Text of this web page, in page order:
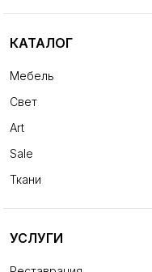
КАТАЛОГ
Мебель
Свет
Art
Sale
Ткани
УСЛУГИ